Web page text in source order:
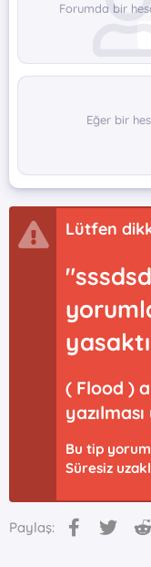
Forumda bir
Eğer bir
Lütfen
( Flood )
Bu tip
Süresiz
Paylaş: Facebook
Twitter